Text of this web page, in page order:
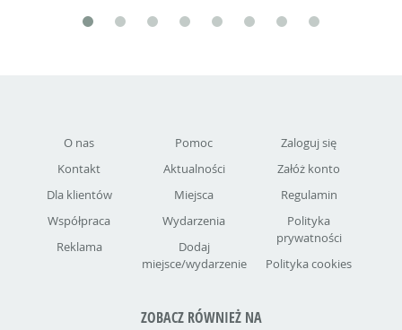
O nas
Kontakt
Dla klientów
Współpraca
Reklama
Pomoc
Aktualności
Miejsca
Wydarzenia
Dodaj
miejsce/wydarzenie
Zaloguj się
Załóż konto
Regulamin
Polityka
prywatności
Polityka cookies
ZOBACZ RÓWNIEŻ NA